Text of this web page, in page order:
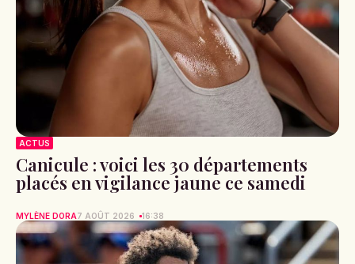
ACTUS
Canicule : voici les 30 départements
placés en vigilance jaune ce samedi
MYLÈNE DORA7 AOÛT 2026 16:38